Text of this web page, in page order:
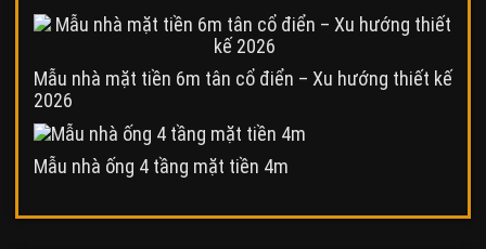
Mẫu nhà mặt tiền 6m tân cổ điển – Xu hướng thiết kế
2026
Mẫu nhà ống 4 tầng mặt tiền 4m